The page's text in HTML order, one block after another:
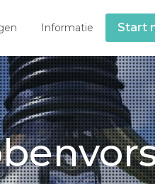
Informatie Start